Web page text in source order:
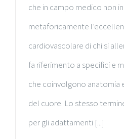
che in campo medico non
metaforicamente
cardiovascolare di chi si
fa riferimento a specifici e
che coinvolgono anatomia
del cuore. Lo stesso
per gli adattamenti [...]